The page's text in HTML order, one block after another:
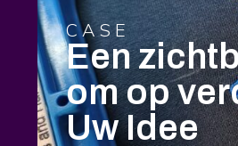
CASE
Een
om op
Uw Idee